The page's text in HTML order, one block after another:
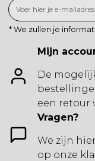
* We zullen je
Mijn
De
een retour
Vragen?
We zijn
op onze